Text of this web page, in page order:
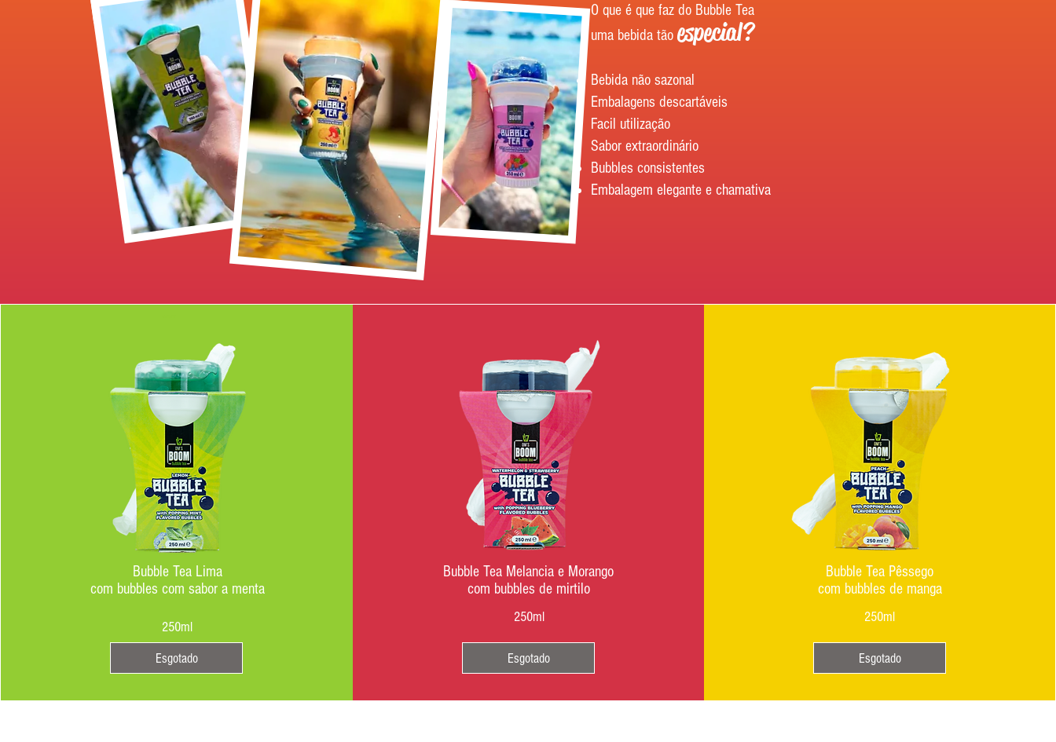
O que é que faz do Bubble Tea
uma bebida tão especial?
Bebida não sazonal
Embalagens descartáveis
Facil utilização
Sabor extraordinário
Bubbles consistentes
Embalagem elegante e chamativa
Bubble Tea Lima
com bubbles com sabor a menta
250ml
Esgotado
Bubble Tea Melancia e Morango
com bubbles de mirtilo
250ml
Esgotado
250ml
Bubble Tea Pêssego
com bubbles de manga
Esgotado